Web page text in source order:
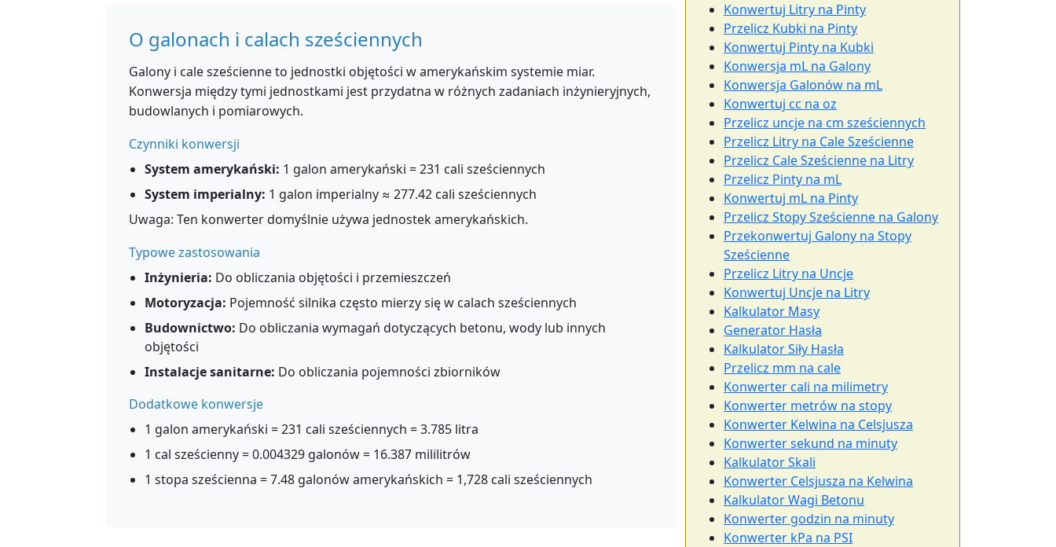
O galonach i calach sześciennych
Galony i cale sześcienne to jednostki objętości w amerykańskim systemie miar.
Konwersja między tymi jednostkami jest przydatna w różnych zadaniach inżynieryjnych,
budowlanych i pomiarowych.
Czynniki konwersji
System amerykański: 1 galon amerykański = 231 cali sześciennych
System imperialny: 1 galon imperialny ≈ 277.42 cali sześciennych
Uwaga: Ten konwerter domyślnie używa jednostek amerykańskich.
Typowe zastosowania
Inżynieria: Do obliczania objętości i przemieszczeń
Motoryzacja: Pojemność silnika często mierzy się w calach sześciennych
Budownictwo: Do obliczania wymagań dotyczących betonu, wody lub innych
objętości
Instalacje sanitarne: Do obliczania pojemności zbiorników
Dodatkowe konwersje
1 galon amerykański = 231 cali sześciennych = 3.785 litra
1 cal sześcienny = 0.004329 galonów = 16.387 mililitrów
1 stopa sześcienna = 7.48 galonów amerykańskich = 1,728 cali sześciennych
Konwertuj Litry na Pinty
Przelicz Kubki na Pinty
Konwertuj Pinty na Kubki
Konwersja mL na Galony
Konwersja Galonów na mL
Konwertuj cc na oz
Przelicz uncje na cm sześciennych
Przelicz Litry na Cale Sześcienne
Przelicz Cale Sześcienne na Litry
Przelicz Pinty na mL
Konwertuj mL na Pinty
Przelicz Stopy Sześcienne na Galony
Przekonwertuj Galony na Stopy
Sześcienne
Przelicz Litry na Uncje
Konwertuj Uncje na Litry
Kalkulator Masy
Generator Hasła
Kalkulator Siły Hasła
Przelicz mm na cale
Konwerter cali na milimetry
Konwerter metrów na stopy
Konwerter Kelwina na Celsjusza
Konwerter sekund na minuty
Kalkulator Skali
Konwerter Celsjusza na Kelwina
Kalkulator Wagi Betonu
Konwerter godzin na minuty
Konwerter kPa na PSI